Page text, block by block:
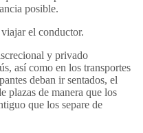
posible.
el conductor.
y privado
así como en los transportes
deban ir sentados, el
plazas de manera que los
que los separe de